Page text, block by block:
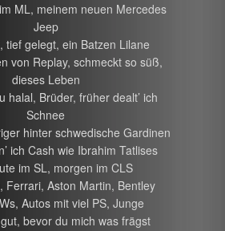
ML, meinem neuen Mercedes
Jeep
tief gelegt, ein Batzen Lilane
von Replay, schmeckt so süß,
dieses Leben
halal, Brüder, früher dealt’ ich
Schnee
hinter schwedische Gardinen
ich Cash wie Ibrahim Tatlises
im SL, morgen im CLS
Ferrari, Aston Martin, Bentley
Autos mit viel PS, Junge
bevor du mich was frägst